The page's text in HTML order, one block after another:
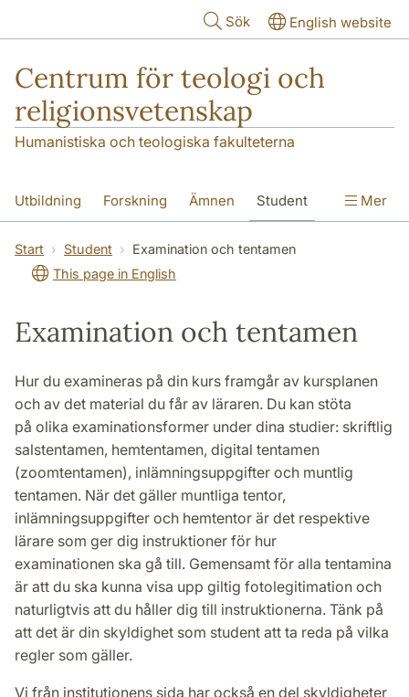
Sök English website
Centrum för teologi och
religionsvetenskap
Humanistiska och teologiska fakulteterna
Utbildning Forskning Ämnen Student
Institutionen
Mer
Start Student
Examination och tentamen
This page in English
Examination och tentamen
Hur du examineras på din kurs framgår av kursplanen
och av det material du får av läraren. Du kan stöta
på olika examinationsformer under dina studier: skriftlig
salstentamen, hemtentamen, digital tentamen
(zoomtentamen), inlämningsuppgifter och muntlig
tentamen. När det gäller muntliga tentor,
inlämningsuppgifter och hemtentor är det respektive
lärare som ger dig instruktioner för hur
examinationen ska gå till. Gemensamt för alla tentamina
är att du ska kunna visa upp giltig fotolegitimation och
naturligtvis att du håller dig till instruktionerna. Tänk på
att det är din skyldighet som student att ta reda på vilka
regler som gäller.
Vi från institutionens sida har också en del skyldigheter